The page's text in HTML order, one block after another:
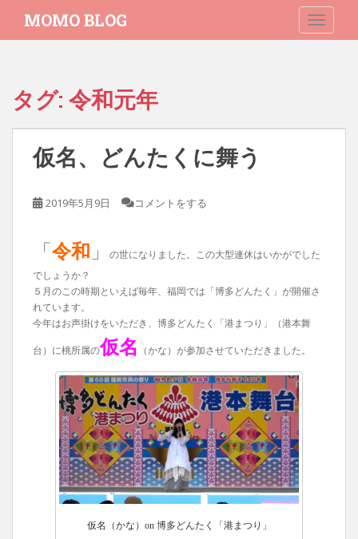
i
MOMO BLOG
タグ: 令和元年
仮名、どんたくに舞う
2019年5月9日 コメントをする
「 令和 」
の世になりました。この大型連休はいかがでした
でしょうか？
５月のこの時期といえば毎年、福岡では「博多どんたく」が開催さ
れています。
今年はお声掛けをいただき、博多どんたく「港まつり」（港本舞
台）に桃所属の仮名 （かな）が参加させていただきました。
仮名（かな）on 博多どんたく「港まつり」